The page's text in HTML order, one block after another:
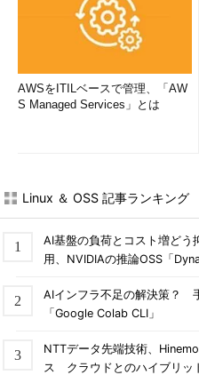
AWSをITILベースで管理、「AW
S Managed Services」とは
Linux ＆ OSS 記事ランキング
AI基盤の負荷とコスト増ど
用、NVIDIAの推論OSS「
AIインフラ不足の解決策？
「Google Colab CLI」
NTTデータ先端技術、
ス クラウドとのハイブリッ